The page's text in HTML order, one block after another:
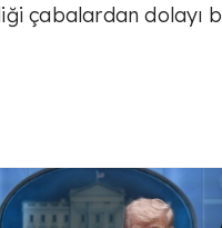
çabalardan dolayı